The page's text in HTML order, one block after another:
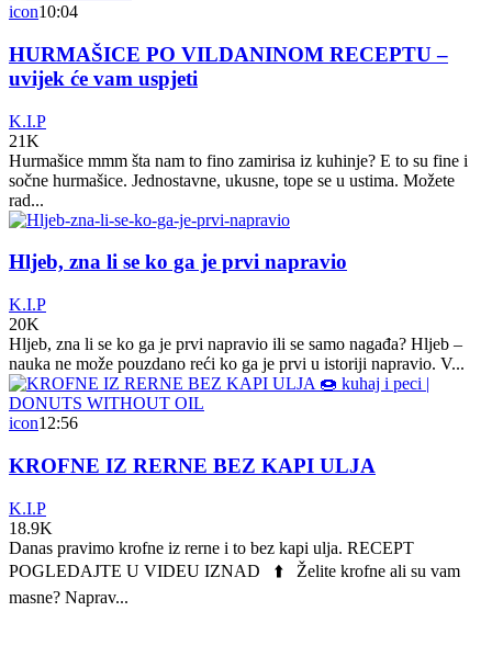
icon10:04
HURMAŠICE PO VILDANINOM RECEPTU –
uvijek će vam uspjeti
K.I.P
21K
Hurmašice mmm šta nam to fino zamirisa iz kuhinje? E to su fine i
sočne hurmašice. Jednostavne, ukusne, tope se u ustima. Možete
rad...
Hljeb, zna li se ko ga je prvi napravio
K.I.P
20K
Hljeb, zna li se ko ga je prvi napravio ili se samo nagađa? Hljeb –
nauka ne može pouzdano reći ko ga je prvi u istoriji napravio. V...
icon12:56
KROFNE IZ RERNE BEZ KAPI ULJA
K.I.P
18.9K
Danas pravimo krofne iz rerne i to bez kapi ulja. RECEPT
POGLEDAJTE U VIDEU IZNAD ⬆️ Želite krofne ali su vam
masne? Naprav...